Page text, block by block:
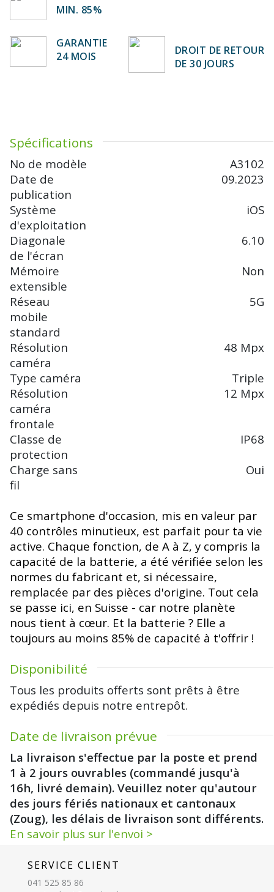
MIN. 85%
GARANTIE
24 MOIS
DROIT DE RETOUR
DE 30 JOURS
Spécifications
No de modèle
A3102
Date de
publication
09.2023
Système
d'exploitation
iOS
Diagonale
de l'écran
6.10
Mémoire
extensible
Non
Réseau
mobile
standard
5G
Résolution
caméra
48 Mpx
Type caméra
Triple
Résolution
caméra
frontale
12 Mpx
Classe de
protection
IP68
Charge sans
fil
Oui
Ce smartphone d'occasion, mis en valeur par
40 contrôles minutieux, est parfait pour ta vie
active. Chaque fonction, de A à Z, y compris la
capacité de la batterie, a été vérifiée selon les
normes du fabricant et, si nécessaire,
remplacée par des pièces d'origine. Tout cela
se passe ici, en Suisse - car notre planète
nous tient à cœur. Et la batterie ? Elle a
toujours au moins 85% de capacité à t'offrir !
Disponibilité
Tous les produits offerts sont prêts à être
expédiés depuis notre entrepôt.
Date de livraison prévue
La livraison s'effectue par la poste et prend
1 à 2 jours ouvrables (commandé jusqu'à
16h, livré demain). Veuillez noter qu'autour
des jours fériés nationaux et cantonaux
(Zoug), les délais de livraison sont différents.
En savoir plus sur l'envoi >
SERVICE CLIENT
041 525 85 86